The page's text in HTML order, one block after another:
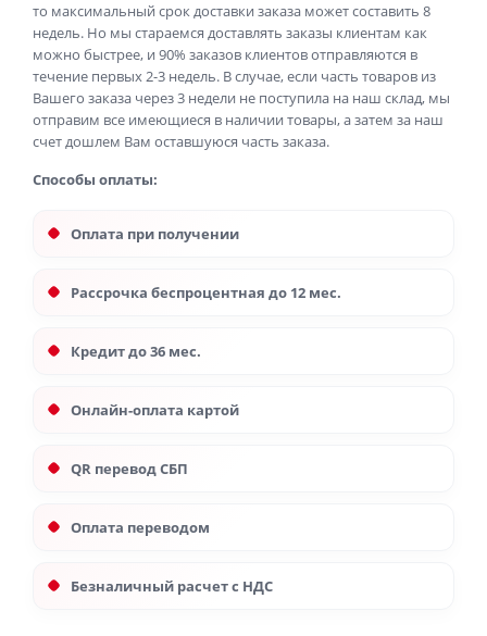
то максимальный срок доставки заказа может составить 8
недель. Но мы стараемся доставлять заказы клиентам как
можно быстрее, и 90% заказов клиентов отправляются в
течение первых 2-3 недель. В случае, если часть товаров из
Вашего заказа через 3 недели не поступила на наш склад, мы
отправим все имеющиеся в наличии товары, а затем за наш
счет дошлем Вам оставшуюся часть заказа.
Способы оплаты:
Оплата при получении
Рассрочка беспроцентная до 12 мес.
Кредит до 36 мес.
Онлайн-оплата картой
QR перевод СБП
Оплата переводом
Безналичный расчет с НДС